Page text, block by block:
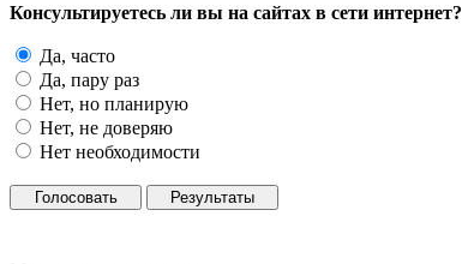
Консультируетесь ли вы на сайтах в сети интернет?
Да, часто
Да, пару раз
Нет, но планирую
Нет, не доверяю
Нет необходимости
Голосовать Результаты